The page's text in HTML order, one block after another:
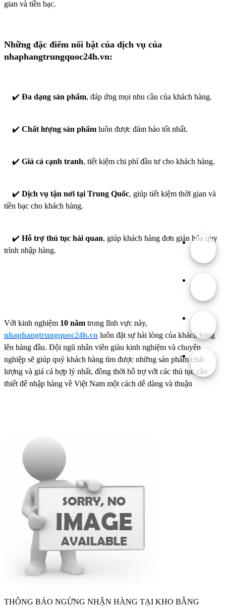
gian và tiền bạc.
Những đặc điểm nổi bật của dịch vụ của
nhaphangtrungquoc24h.vn:
✔️ Đa dạng sản phẩm, đáp ứng mọi nhu cầu của khách hàng.
✔️ Chất lượng sản phẩm luôn được đảm bảo tốt nhất.
✔️ Giá cả cạnh tranh, tiết kiệm chi phí đầu tư cho khách hàng.
✔️ Dịch vụ tận nơi tại Trung Quốc, giúp tiết kiệm thời gian và
tiền bạc cho khách hàng.
✔️ Hỗ trợ thủ tục hải quan, giúp khách hàng đơn giản hóa quy
trình nhập hàng.
Với kinh nghiệm 10 năm trong lĩnh vực này,
nhaphangtrungquoc24h.vn luôn đặt sự hài lòng của khách hàng
lên hàng đầu. Đội ngũ nhân viên giàu kinh nghiệm và chuyên
nghiệp sẽ giúp quý khách hàng tìm được những sản phẩm chất
lượng và giá cả hợp lý nhất, đồng thời hỗ trợ với các thủ tục cần
thiết để nhập hàng về Việt Nam một cách dễ dàng và thuận
THÔNG BÁO NGỪNG NHẬN HÀNG TẠI KHO BẰNG